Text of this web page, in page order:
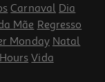
Carnaval Dia
Mãe Regresso
Monday Natal
Vida